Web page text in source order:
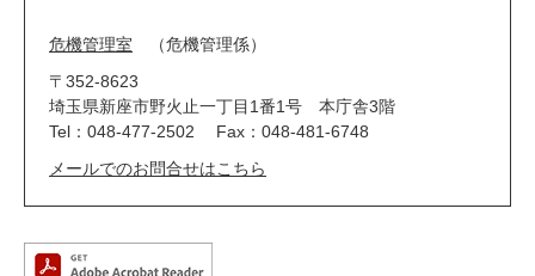
危機管理室
危機管理係
〒352-8623
埼玉県新座市野火止一丁目1番1号 本庁舎3階
Tel：048-477-2502
Fax：048-481-6748
メールでのお問合せはこちら